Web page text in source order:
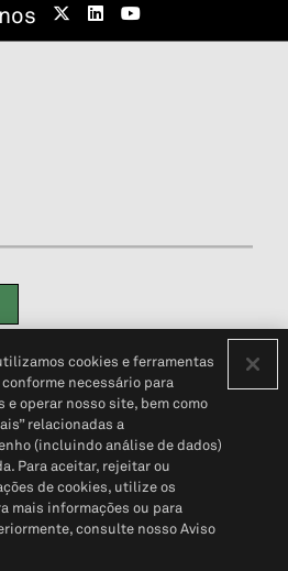
de privacidade do cliente (em inglês)
Pessoais© 2026 S&P Global
cookies e ferramentas
necessário para
operar nosso site, bem como
relacionadas a
(incluindo análise de dados)
Para aceitar, rejeitar ou
de cookies, utilize os
mais informações ou para
consulte nosso Aviso